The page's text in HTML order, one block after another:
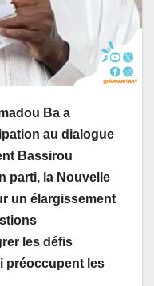
Ba a
au dialogue
Bassirou
parti, la Nouvelle
un élargissement
les défis
préoccupent les